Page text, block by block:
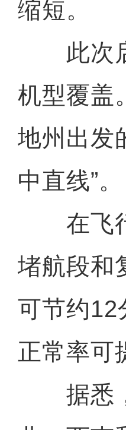
缩短。
此次启
机型覆盖
地州出发
中直线”。
在飞行
堵航段和
可节约12
正常率可
据悉，